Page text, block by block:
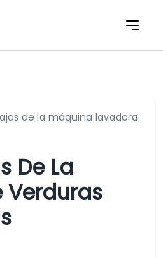
de la máquina lavadora
De La
Verduras